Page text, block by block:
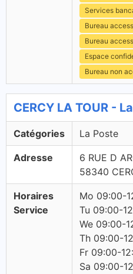
Services
Bureau
Bureau
Espace
Bureau non
CERCY LA TOUR -
Catégories La Poste
Adresse
6 RUE D
58340
Horaires
Service
Mo 09:00-
Tu 09:00-
We 09:00-
Th 09:00-
Fr 09:00-
Sa 09:00-